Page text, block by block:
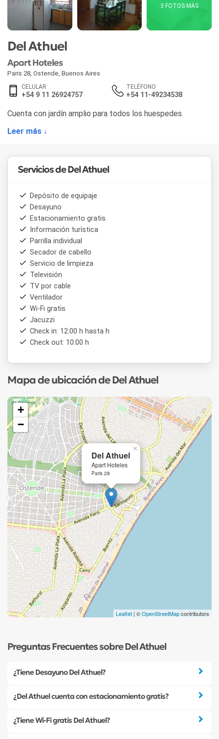
3 FOTOS MÁS
Del Athuel
Apart Hoteles
Paris 28 Ostende Buenos Aires
CELULAR
+54 9 11 26924757
TELÉFONO
+54 11-49234538
Cuenta con jardín amplio para todos los huespedes.
Leer más ↓
Servicios de Del Athuel
Depósito de equipaje
Desayuno
Estacionamiento gratis
Información turística
Parrilla individual
Secador de cabello
Servicio de limpieza
Televisión
TV por cable
Ventilador
Wi-Fi gratis
Jacuzzi
Check in: 12:00 h hasta h
Check out: 10:00 h
Mapa de ubicación de Del Athuel
Del Athuel
Apart Hoteles
Paris 28
×
+
−
Leaflet | ©OpenStreetMapcontributors
Preguntas Frecuentes sobre Del Athuel
¿Tiene Desayuno Del Athuel?
¿Del Athuel cuenta con estacionamiento gratis?
¿Tiene Wi-Fi gratis Del Athuel?